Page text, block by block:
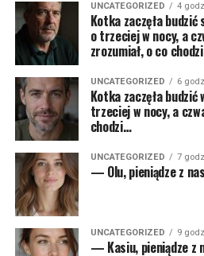
UNCATEGORIZED 4
Kotka zaczęła
o trzeciej w nocy, a
zrozumiał, o co
UNCATEGORIZED 6
Kotka zaczęła
trzeciej w nocy, a
chodzi…
UNCATEGORIZED 7
— Olu, pieniądze z
UNCATEGORIZED 9
— Kasiu, pieniądze z